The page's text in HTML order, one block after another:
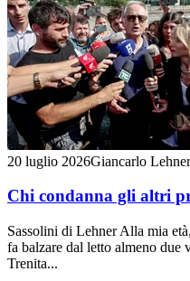
20 luglio 2026Giancarlo Lehner
Chi condanna gli altri
Sassolini di Lehner Alla mia
fa balzare dal letto almeno
Trenita...